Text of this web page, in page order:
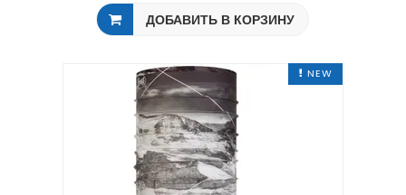
ДОБАВИТЬ В КОРЗИНУ
NEW